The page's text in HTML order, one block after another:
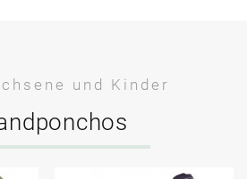
und Kinder